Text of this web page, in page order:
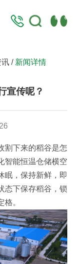
讯/ 新闻详情
宣传呢？
割下来的稻谷是怎
智能恒温仓储横空
眠，保持新鲜，即
态下保存稻谷，锁
。